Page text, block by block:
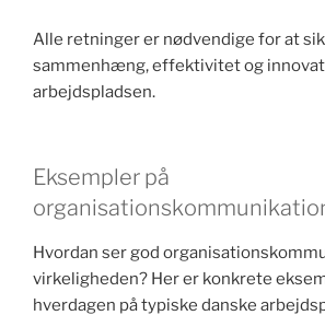
Alle retninger er nødvendige for at
sammenhæng, effektivitet og
arbejdspladsen.
Eksempler på
Hvordan ser god
virkeligheden? Her er konkrete
hverdagen på typiske danske